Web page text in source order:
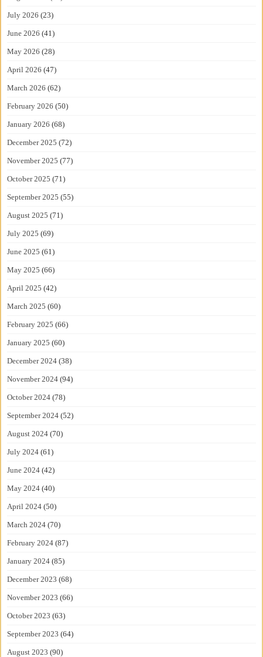
July 2026 (23)
June 2026 (41)
May 2026 (28)
April 2026 (47)
March 2026 (62)
February 2026 (50)
January 2026 (68)
December 2025 (72)
November 2025 (77)
October 2025 (71)
September 2025 (55)
August 2025 (71)
July 2025 (69)
June 2025 (61)
May 2025 (66)
April 2025 (42)
March 2025 (60)
February 2025 (66)
January 2025 (60)
December 2024 (38)
November 2024 (94)
October 2024 (78)
September 2024 (52)
August 2024 (70)
July 2024 (61)
June 2024 (42)
May 2024 (40)
April 2024 (50)
March 2024 (70)
February 2024 (87)
January 2024 (85)
December 2023 (68)
November 2023 (66)
October 2023 (63)
September 2023 (64)
August 2023 (90)